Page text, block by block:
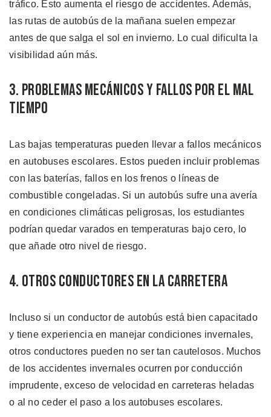
tráfico. Esto aumenta el riesgo de accidentes. Además,
las rutas de autobús de la mañana suelen empezar
antes de que salga el sol en invierno. Lo cual dificulta la
visibilidad aún más.
3. Problemas Mecánicos y Fallos por el Mal
Tiempo
Las bajas temperaturas pueden llevar a fallos mecánicos
en autobuses escolares. Estos pueden incluir problemas
con las baterías, fallos en los frenos o líneas de
combustible congeladas. Si un autobús sufre una avería
en condiciones climáticas peligrosas, los estudiantes
podrían quedar varados en temperaturas bajo cero, lo
que añade otro nivel de riesgo.
4. Otros Conductores en la Carretera
Incluso si un conductor de autobús está bien capacitado
y tiene experiencia en manejar condiciones invernales,
otros conductores pueden no ser tan cautelosos. Muchos
de los accidentes invernales ocurren por conducción
imprudente, exceso de velocidad en carreteras heladas
o al no ceder el paso a los autobuses escolares.